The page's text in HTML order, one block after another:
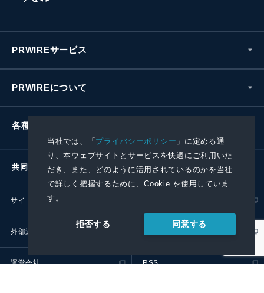
当社では、「プライバシーポリシー 」に定める通
り、本ウェブサイトとサービスを快適にご利用いた
だき、また、どのように活用されているのかを当社
で詳しく把握するために、Cookie を使用していま
す。
拒否する 同意する
PRWIREサービス
PRWIREについて
各種お問い合わせ
共同通信社グループ
サイトポリシー
外部送信ポリシー
運営会社 RSS